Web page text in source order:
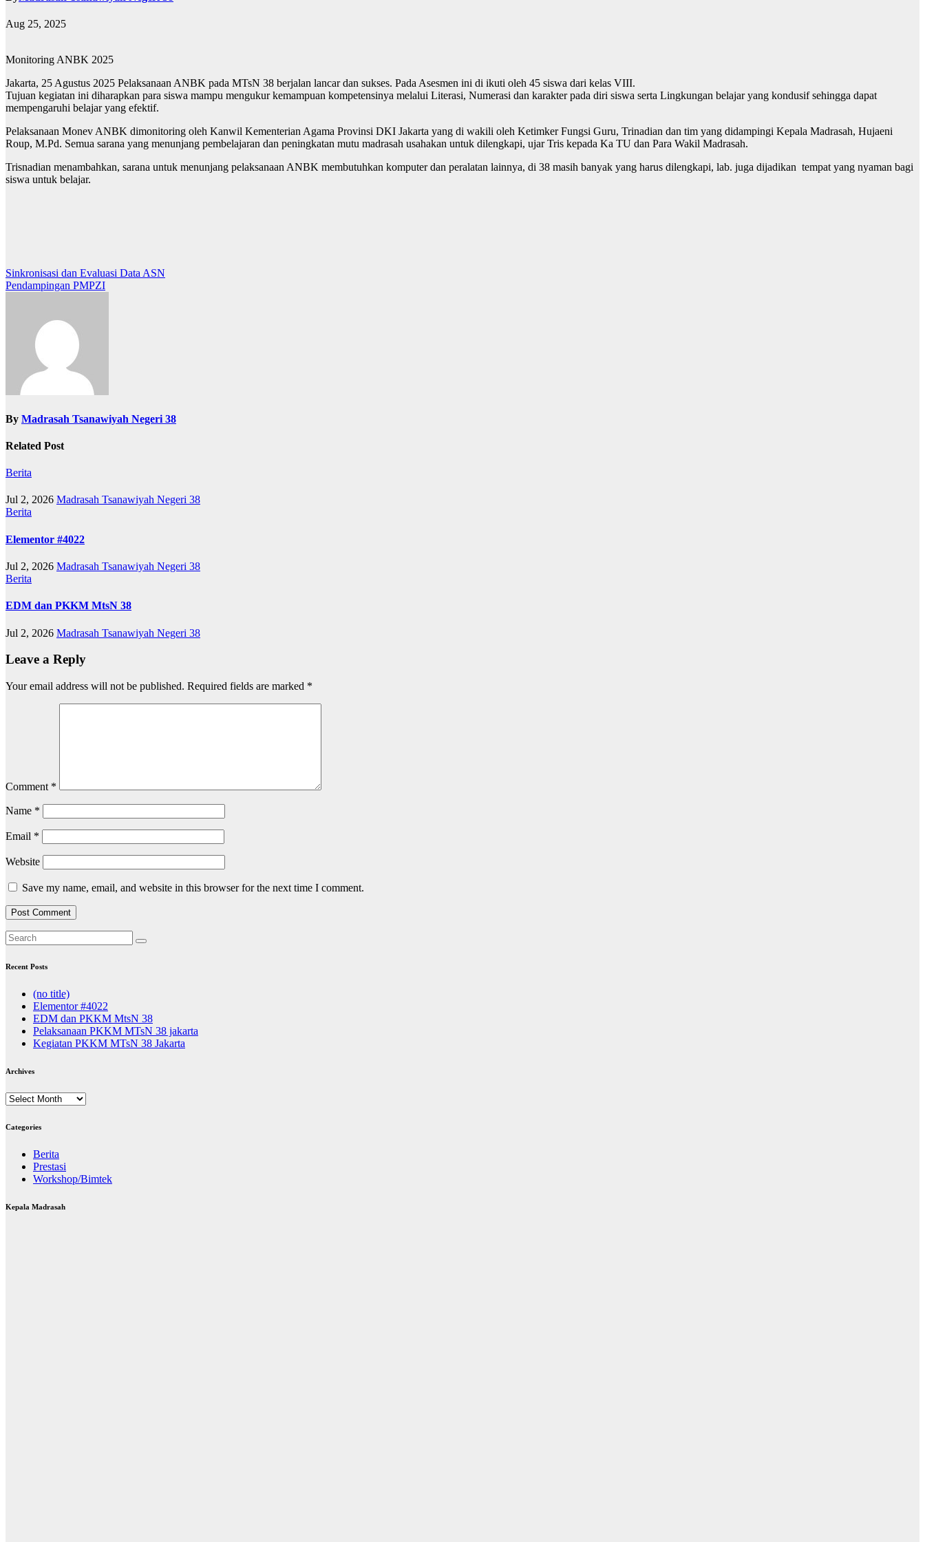
Aug 25, 2025
Monitoring ANBK 2025
Jakarta, 25 Agustus 2025 Pelaksanaan ANBK pada MTsN 38 berjalan lancar dan sukses. Pada Asesmen ini di ikuti oleh 45 siswa dari kelas VIII.
Tujuan kegiatan ini diharapkan para siswa mampu mengukur kemampuan kompetensinya melalui Literasi, Numerasi dan karakter pada diri siswa serta Lingkungan belajar yang kondusif sehingga dapat
mempengaruhi belajar yang efektif.
Pelaksanaan Monev ANBK dimonitoring oleh Kanwil Kementerian Agama Provinsi DKI Jakarta yang di wakili oleh Ketimker Fungsi Guru, Trinadian dan tim yang didampingi Kepala Madrasah, Hujaeni
Roup, M.Pd. Semua sarana yang menunjang pembelajaran dan peningkatan mutu madrasah usahakan untuk dilengkapi, ujar Tris kepada Ka TU dan Para Wakil Madrasah.
Trisnadian menambahkan, sarana untuk menunjang pelaksanaan ANBK membutuhkan komputer dan peralatan lainnya, di 38 masih banyak yang harus dilengkapi, lab. juga dijadikan tempat yang nyaman bagi
siswa untuk belajar.
Post
navigation
Sinkronisasi dan Evaluasi Data ASN
Pendampingan PMPZI
By Madrasah Tsanawiyah Negeri 38
Related Post
Berita
Jul 2, 2026 Madrasah Tsanawiyah Negeri 38
Berita
Elementor #4022
Jul 2, 2026 Madrasah Tsanawiyah Negeri 38
Berita
EDM dan PKKM MtsN 38
Jul 2, 2026 Madrasah Tsanawiyah Negeri 38
Leave a Reply
Your email address will not be published. Required fields are marked *
Comment *
Name *
Email *
Website
Save my name, email, and website in this browser for the next time I comment.
Recent Posts
(no title)
Elementor #4022
EDM dan PKKM MtsN 38
Pelaksanaan PKKM MTsN 38 jakarta
Kegiatan PKKM MTsN 38 Jakarta
Archives
Archives
Categories
Berita
Prestasi
Workshop/Bimtek
Kepala Madrasah